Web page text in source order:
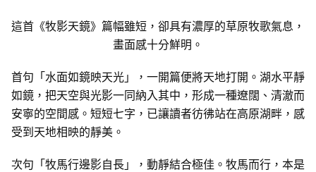
這首《牧影天鏡》篇幅雖短，卻具有濃厚的草原牧歌氣息，
畫面感十分鮮明。
首句「水面如鏡映天光」，一開篇便將天地打開。湖水平靜
如鏡，把天空與光影一同納入其中，形成一種遼闊、清澈而
安寧的空間感。短短七字，已讓讀者彷彿站在高原湖畔，感
受到天地相映的靜美。
次句「牧馬行邊影自長」，動靜結合極佳。牧馬而行，本是